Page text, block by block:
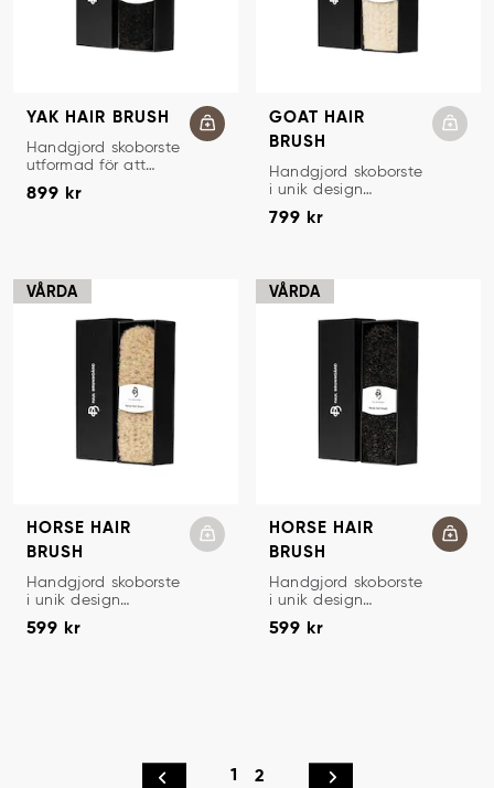
YAK HAIR BRUSH
POLERINGSBORSTE
Handgjord skoborste
utformad för att
återfå exceptionell
glans och användas
Pris :
899 kr
GOAT HAIR
BRUSH
POLERINGSBORSTE
Handgjord skoborste
i unik design
utformad för att
återfå hög glans
slätläder.
Pris :
799 kr
VÅRDA
HORSE HAIR
BRUSH
SKOBORSTE
Handgjord skoborste
i unik design
utformad för att
avlägsna överflödigt
Pris :
599 kr
VÅRDA
HORSE HAIR
BRUSH
SKOBORSTE
Handgjord skoborste
i unik design
utformad för att
avlägsna överflödigt
Pris :
599 kr
1 2